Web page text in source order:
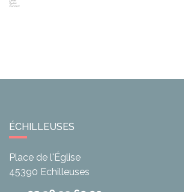
ÉCHILLEUSES
Place de l'Église
45390 Echilleuses